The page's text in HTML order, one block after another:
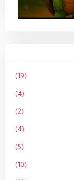
(19)
(4)
(2)
(4)
(5)
(10)